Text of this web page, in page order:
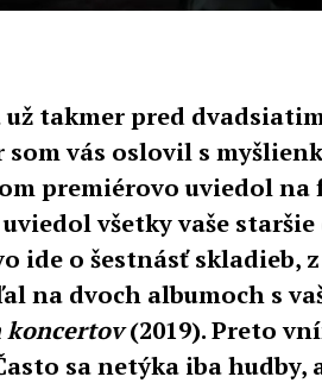
už takmer pred
vás oslovil s
premiérovo uviedol na
všetky vaše
o šestnásť skladieb,
na dvoch albumoch s
koncertov(2019). Preto
sa netýka iba hudby,